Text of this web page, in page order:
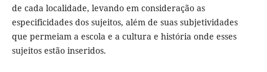
de cada localidade, levando em consideração as
especificidades dos sujeitos, além de suas subjetividades
que permeiam a escola e a cultura e história onde esses
sujeitos estão inseridos.